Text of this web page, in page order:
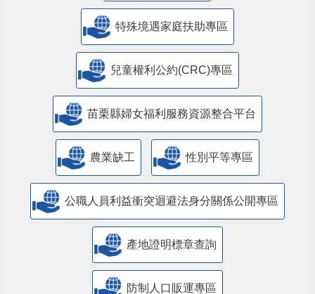
特殊境遇家庭扶助專區
兒童權利公約(CRC)專區
苗栗縣婦女福利服務資源整合平台
農業缺工 性別平等專區
公職人員利益衝突迴避法身分關係公開專區
產地證明標章查詢
防制人口販運專區